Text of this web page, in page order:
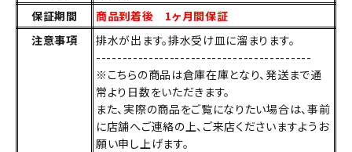
保証期間
商品到着後 1ヶ月間保証
注意事項
排水が出ます。排水受け皿に溜まります。
-----------------------------------------
※こちらの商品は倉庫在庫となり、発送まで通
常より日数をいただきます。
また、実際の商品をご覧になりたい場合は、事前
に店舗へご連絡の上、ご来店くださいますようお
願い申し上げます。